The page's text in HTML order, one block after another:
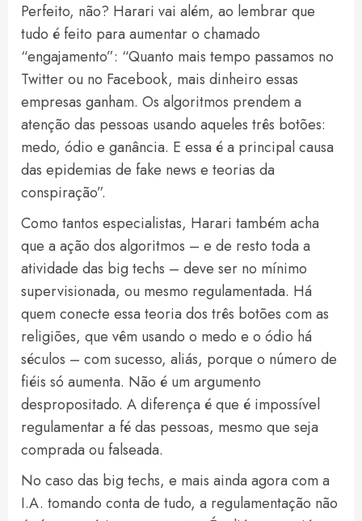
Perfeito, não? Harari vai além, ao lembrar que
tudo é feito para aumentar o chamado
“engajamento”: “Quanto mais tempo passamos no
Twitter ou no Facebook, mais dinheiro essas
empresas ganham. Os algoritmos prendem a
atenção das pessoas usando aqueles três botões:
medo, ódio e ganância. E essa é a principal causa
das epidemias de fake news e teorias da
conspiração”.
Como tantos especialistas, Harari também acha
que a ação dos algoritmos – e de resto toda a
atividade das big techs – deve ser no mínimo
supervisionada, ou mesmo regulamentada. Há
quem conecte essa teoria dos três botões com as
religiões, que vêm usando o medo e o ódio há
séculos – com sucesso, aliás, porque o número de
fiéis só aumenta. Não é um argumento
despropositado. A diferença é que é impossível
regulamentar a fé das pessoas, mesmo que seja
comprada ou falseada.
No caso das big techs, e mais ainda agora com a
I.A. tomando conta de tudo, a regulamentação não